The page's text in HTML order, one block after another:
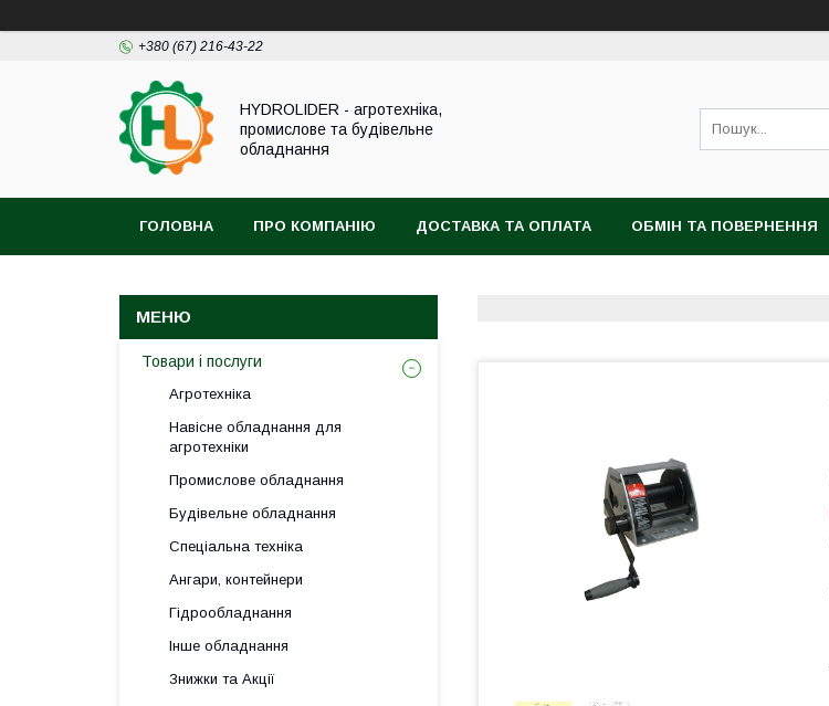
+380 (67) 216-43-22
HYDROLIDER - агротехніка,
промислове та будівельне
обладнання
ГОЛОВНА ПРО КОМПАНІЮ ДОСТАВКА ТА ОПЛАТА ОБМІН ТА ПОВЕРНЕННЯ
Товари і послуги
Агротехніка
Навісне обладнання для
агротехніки
Промислове обладнання
Будівельне обладнання
Спеціальна техніка
Ангари, контейнери
Гідрообладнання
Інше обладнання
Знижки та Акції